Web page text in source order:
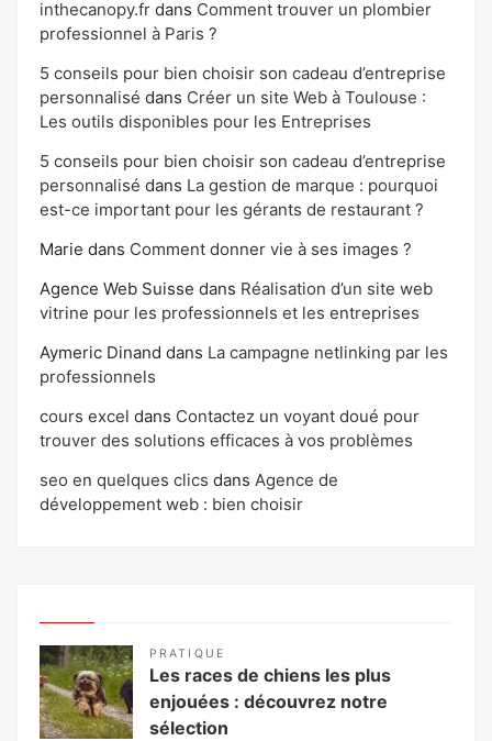
inthecanopy.fr dans Comment trouver un plombier
professionnel à Paris ?
5 conseils pour bien choisir son cadeau d’entreprise
personnalisé dans Créer un site Web à Toulouse :
Les outils disponibles pour les Entreprises
5 conseils pour bien choisir son cadeau d’entreprise
personnalisé dans La gestion de marque : pourquoi
est-ce important pour les gérants de restaurant ?
Marie dans Comment donner vie à ses images ?
Agence Web Suisse dans Réalisation d’un site web
vitrine pour les professionnels et les entreprises
Aymeric Dinand dans La campagne netlinking par les
professionnels
cours excel dans Contactez un voyant doué pour
trouver des solutions efficaces à vos problèmes
seo en quelques clics dans Agence de
développement web : bien choisir
PRATIQUE
Les races de chiens les plus
enjouées : découvrez notre
sélection